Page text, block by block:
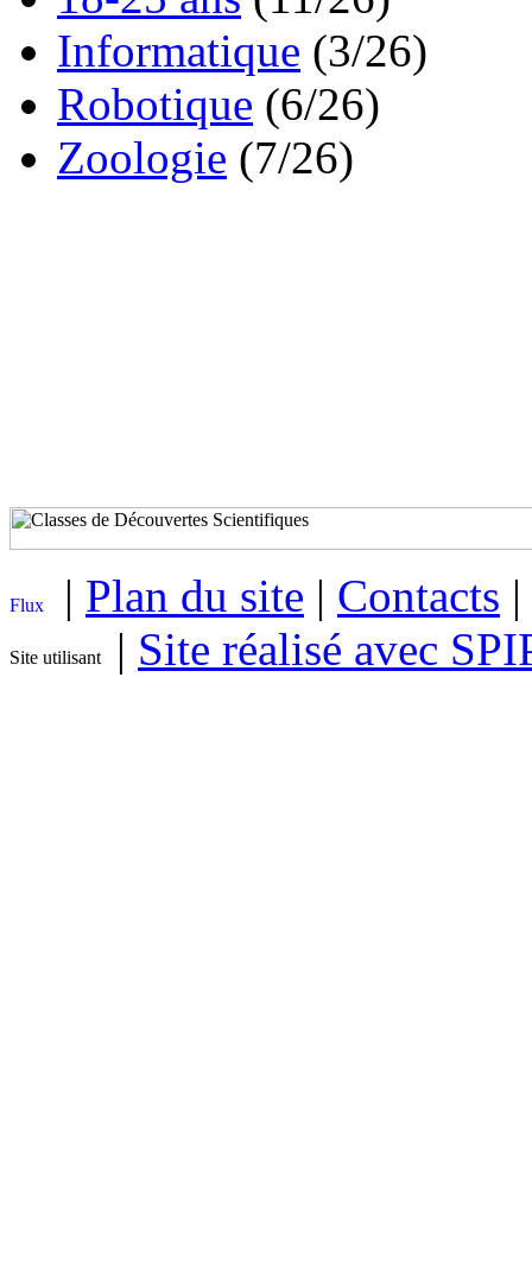
Informatique (3/26)
Robotique (6/26)
Zoologie (7/26)
| Plan du site | Contacts |
| Site réalisé avec